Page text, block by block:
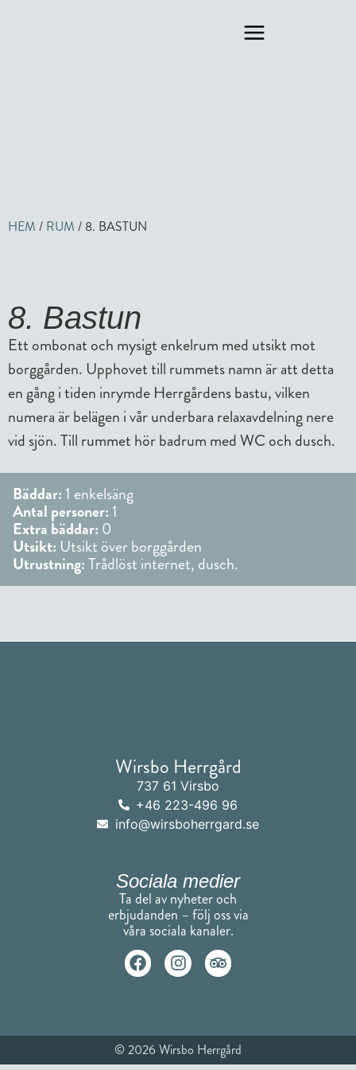
HEM / RUM / 8. BASTUN
8. Bastun
Ett ombonat och mysigt enkelrum med utsikt mot
borggården. Upphovet till rummets namn är att detta
en gång i tiden inrymde Herrgårdens bastu, vilken
numera är belägen i vår underbara relaxavdelning nere
vid sjön. Till rummet hör badrum med WC och dusch.
Bäddar: 1 enkelsäng
Antal personer: 1
Extra bäddar: 0
Utsikt: Utsikt över borggården
Utrustning:Trådlöst internet, dusch.
Wirsbo Herrgård
737 61 Virsbo
+46 223-496 96
info@wirsboherrgard.se
Sociala medier
Ta del av nyheter och
erbjudanden – följ oss via
våra sociala kanaler.
© 2026 Wirsbo Herrgård